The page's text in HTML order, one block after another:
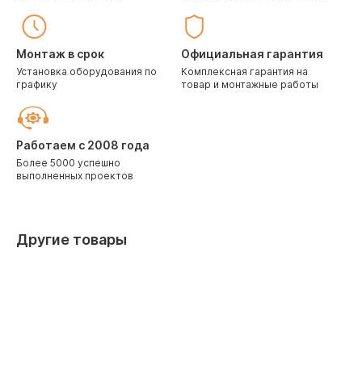
Монтаж в срок
Установка оборудования по
графику
Официальная гарантия
Комплексная гарантия на
товар и монтажные работы
Работаем с 2008 года
Более 5000 успешно
выполненных проектов
Другие товары